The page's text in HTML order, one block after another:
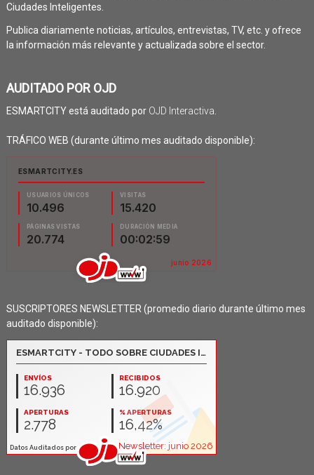
Ciudades Inteligentes.
Publica diariamente noticias, artículos, entrevistas, TV, etc. y ofrece
la información más relevante y actualizada sobre el sector.
AUDITADO POR OJD
ESMARTCITY está auditado por OJD Interactiva
TRÁFICO WEB (durante último mes auditado disponible):
SUSCRIPTORES NEWSLETTER (promedio diario durante último mes
auditado disponible):